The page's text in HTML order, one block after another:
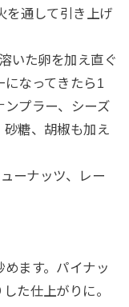
を通して引き上げ
いた卵を加え直ぐ
になってきたら1
ンプラー、シーズ
砂糖、胡椒も加え
ーナッツ、レー
ます。パイナッ
た仕上がりに。